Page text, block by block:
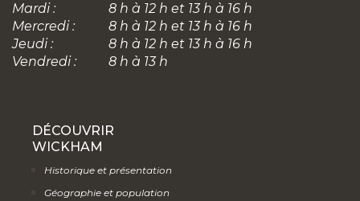
Mardi :
8 h à 12 h et 13 h à 16 h
Mercredi :
8 h à 12 h et 13 h à 16 h
Jeudi :
8 h à 12 h et 13 h à 16 h
Vendredi :
8 h à 13 h
DÉCOUVRIR
WICKHAM
Historique et présentation
Géographie et population